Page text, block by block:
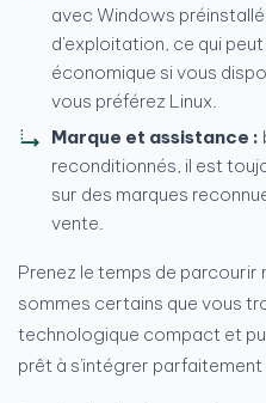
avec Windows
d'exploitation, ce qui
économique si vous
vous préférez Linux.
Marque et assistance :
reconditionnés, il est
sur des marques
vente.
Prenez le temps de parcourir
sommes certains que vous
technologique compact et
prêt à s'intégrer parfaitement